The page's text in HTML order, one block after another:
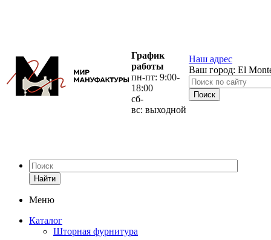
График
работы
пн-пт: 9:00-
18:00
сб-
вс: выходной
Наш адрес
Ваш город: El
Найти
Меню
Каталог
Шторная фурнитура